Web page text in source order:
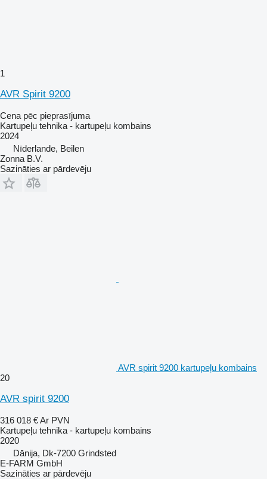
1
AVR Spirit 9200
Cena pēc pieprasījuma
Kartupeļu tehnika - kartupeļu kombains
2024
Nīderlande, Beilen
Zonna B.V.
Sazināties ar pārdevēju
AVR spirit 9200 kartupeļu kombains
20
AVR spirit 9200
316 018 €Ar PVN
Kartupeļu tehnika - kartupeļu kombains
2020
Dānija, Dk-7200 Grindsted
E-FARM GmbH
Sazināties ar pārdevēju